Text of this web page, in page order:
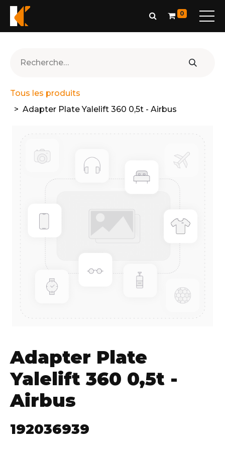
0
Tous les produits
Adapter Plate Yalelift 360 0,5t - Airbus
Adapter Plate
Yalelift 360 0,5t -
Airbus
192036939